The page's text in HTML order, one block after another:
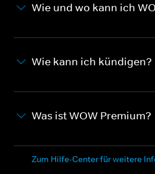
Wie und wo kann ich
Wie kann ich kündigen?
Was ist WOW Premium?
Zum Hilfe-Center für weitere